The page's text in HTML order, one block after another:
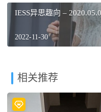
IESS异思趣向 –
2022-11-30
相关推荐